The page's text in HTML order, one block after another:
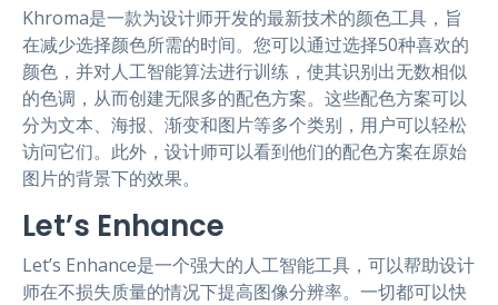
Khroma是一款为设计师开发的最新技术的颜色工具，旨
在减少选择颜色所需的时间。您可以通过选择50种喜欢的
颜色，并对人工智能算法进行训练，使其识别出无数相似
的色调，从而创建无限多的配色方案。这些配色方案可以
分为文本、海报、渐变和图片等多个类别，用户可以轻松
访问它们。此外，设计师可以看到他们的配色方案在原始
图片的背景下的效果。
Let’s Enhance
Let’s Enhance是一个强大的人工智能工具，可以帮助设计
师在不损失质量的情况下提高图像分辨率。一切都可以快